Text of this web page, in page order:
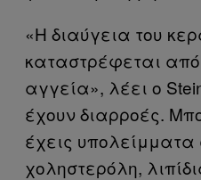
«Η διαύγεια του
καταστρέφεται
αγγεία», λέει ο
έχουν διαρροές.
έχεις υπολείμματα
χοληστερόλη,